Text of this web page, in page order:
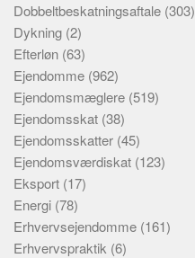
Dobbeltbeskatningsaftale (303)
Dykning (2)
Efterløn (63)
Ejendomme (962)
Ejendomsmæglere (519)
Ejendomsskat (38)
Ejendomsskatter (45)
Ejendomsværdiskat (123)
Eksport (17)
Energi (78)
Erhvervsejendomme (161)
Erhvervspraktik (6)